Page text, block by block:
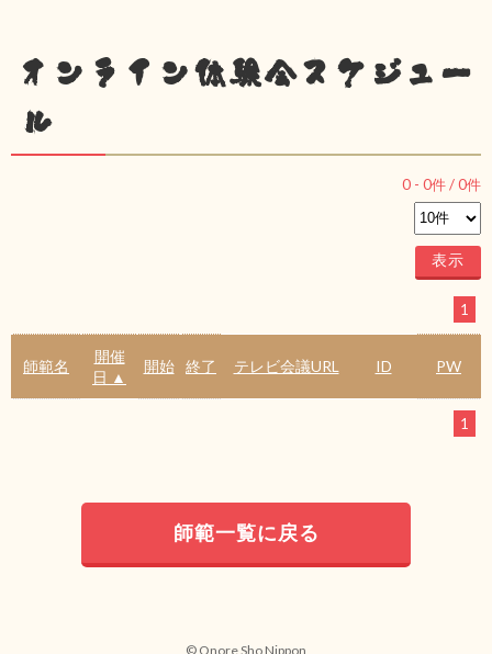
オンライン体験会スケジュー
ル
0 - 0件 /0件
1
師範名
開催
日 ▲
開始 終了 テレビ会議URL ID PW
1
師範一覧に戻る
© Onore Sho Nippon